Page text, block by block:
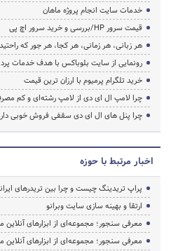
خدمات سایت انجام پروژه ماهان
قیمت سرور HP/بررسی و خرید سرور اچ پی
هر زبانی، هر زمانی، هر کجا، هر جور که
رونمایی از سایت بلوباکس با هدف خدمات
خرید تلگرام پرمیوم با ارزان ترین قیمت
چرا لامپ ال ای دی از لامپ رشته‌ای و کم
چرا پنل های ال ای دی سقفی فروش خوبی
اخبار مرتبط با حوزه
پراپ تریدینگ چیست و چرا بین تریدرهای
ارتقا و بهینه سازی سایت وبرانو
معرفی سنجور؛ مجموعه‌ای از ابزارهای
معرفی سنجور؛ مجموعه‌ای از ابزارهای